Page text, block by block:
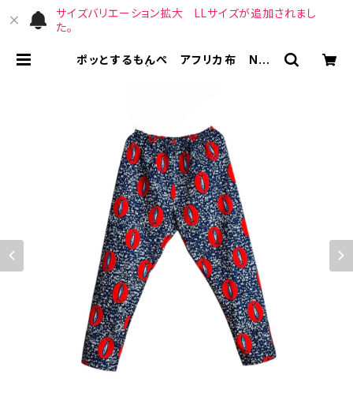
サイズバリエーション拡大 LLサイズが追加されまし
た。
ポッとするもんぺ アフリカ布 No.1